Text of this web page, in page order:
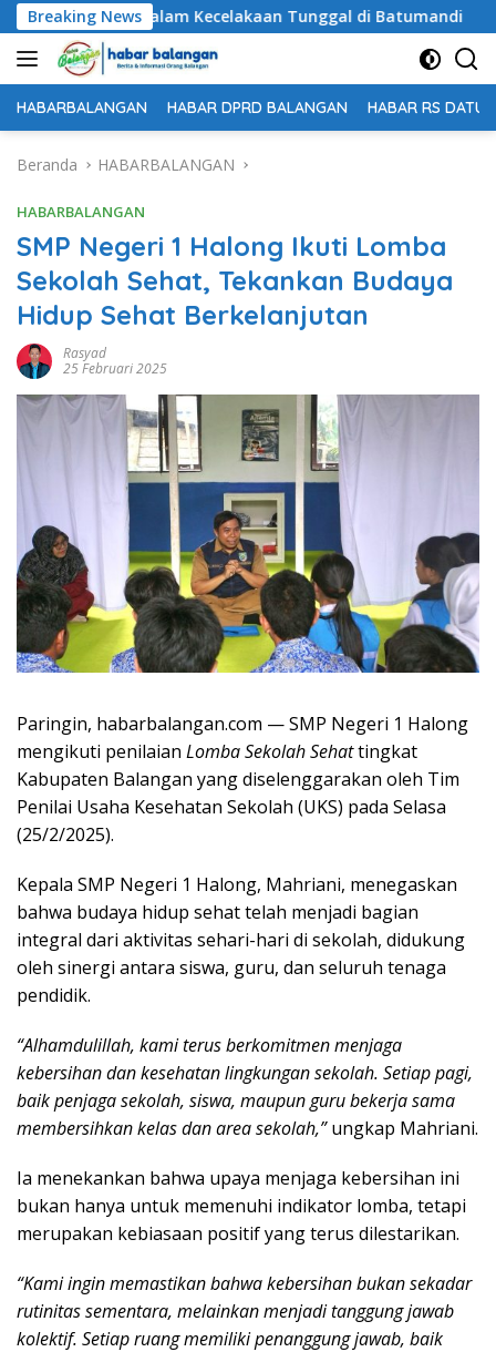
Langsung
ke
konten
Breaking News
Dunia dalam Kecelakaan Tunggal di Batumandi
HABARBALANGAN HABAR DPRD BALANGAN HABAR RS DATU
Beranda HABARBALANGAN
HABARBALANGAN
SMP Negeri 1 Halong Ikuti Lomba
Sekolah Sehat, Tekankan Budaya
Hidup Sehat Berkelanjutan
Rasyad
25 Februari 2025
Paringin, habarbalangan.com — SMP Negeri 1 Halong
mengikuti penilaian Lomba Sekolah Sehattingkat
Kabupaten Balangan yang diselenggarakan oleh Tim
Penilai Usaha Kesehatan Sekolah (UKS) pada Selasa
(25/2/2025).
Kepala SMP Negeri 1 Halong, Mahriani, menegaskan
bahwa budaya hidup sehat telah menjadi bagian
integral dari aktivitas sehari-hari di sekolah, didukung
oleh sinergi antara siswa, guru, dan seluruh tenaga
pendidik.
“Alhamdulillah, kami terus berkomitmen menjaga
kebersihan dan kesehatan lingkungan sekolah. Setiap pagi,
baik penjaga sekolah, siswa, maupun guru bekerja sama
membersihkan kelas dan area sekolah,”ungkap Mahriani.
Ia menekankan bahwa upaya menjaga kebersihan ini
bukan hanya untuk memenuhi indikator lomba, tetapi
merupakan kebiasaan positif yang terus dilestarikan.
“Kami ingin memastikan bahwa kebersihan bukan sekadar
rutinitas sementara, melainkan menjadi tanggung jawab
kolektif. Setiap ruang memiliki penanggung jawab, baik